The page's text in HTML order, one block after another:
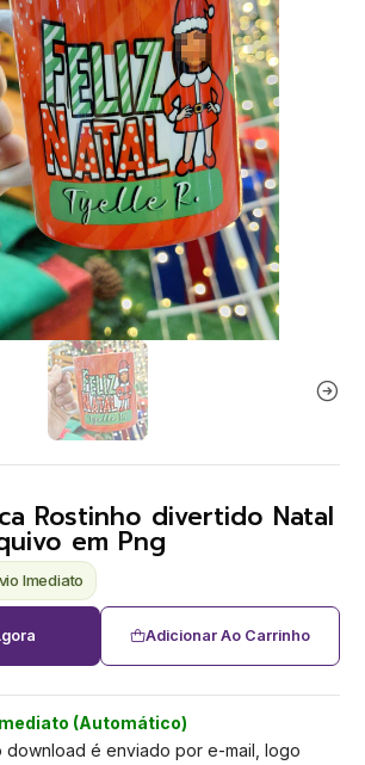
Rostinho divertido Natal
em Png
Imediato
Adicionar Ao Carrinho
(Automático)
download é enviado por e-mail, logo